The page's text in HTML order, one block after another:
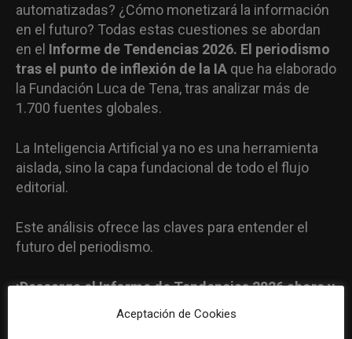
automatizadas? ¿Cómo monetizará la información
en el futuro? Todas estas cuestiones se abordan
en el Informe de Tendencias 2026. El periodismo
tras el punto de inflexión de la IA que ha elaborado
la Fundación Luca de Tena, tras analizar más de
1.700 fuentes globales.
La Inteligencia Artificial ya no es una herramienta
aislada, sino la capa fundacional de todo el flujo
editorial.
Este análisis ofrece las claves para entender el
futuro del periodismo.
¡Descarga el Informe de Tendencias 2026 ahora y
lidera el cambio!Aceptación de Cookies